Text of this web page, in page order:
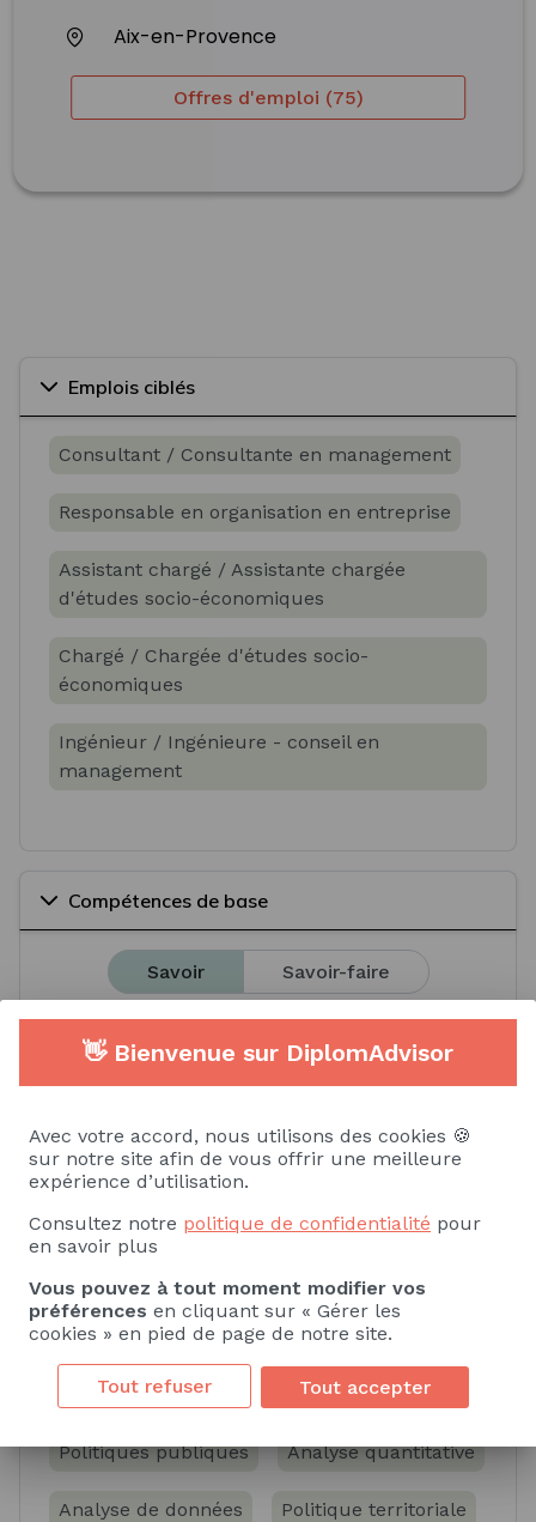
Aix-en-Provence
Offres d'emploi (75)
Emplois ciblés
Consultant / Consultante en management
Responsable en organisation en entreprise
Assistant chargé / Assistante chargée
d'études socio-économiques
Chargé / Chargée d'études socio-
économiques
Ingénieur / Ingénieure - conseil en
management
Compétences de base
Savoir Savoir-faire
Économie publique Management
Droit public
Compétences spécifiques
Savoir Savoir-faire
Politiques publiques Analyse quantitative
Analyse de données Politique territoriale
👋 Bienvenue sur DiplomAdvisor
Avec votre accord, nous utilisons des cookies 🍪
sur notre site afin de vous offrir une meilleure
expérience d’utilisation.
Consultez notre politique de confidentialité pour
en savoir plus
Vous pouvez à tout moment modifier vos
préférences en cliquant sur « Gérer les
cookies » en pied de page de notre site.
Tout refuser Tout accepter